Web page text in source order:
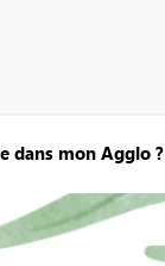
dans mon Agglo ?